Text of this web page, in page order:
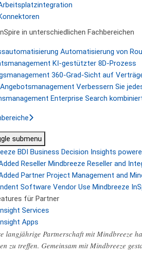
in unterschiedlichen Fachbereichen
Automatisierung von
KI-gestützter 8D-Prozess
360-Grad-Sicht auf
Verbessern Sie
Enterprise Search
submenu
BDI Business Decision Insights
Reseller Mindbreeze Reseller and
Partner Project Management and
Software Vendor Use Mindbreeze
für Partner
Services
Apps
langjährige Partnerschaft mit Mindbreeze
zu treffen. Gemeinsam mit Mindbreeze